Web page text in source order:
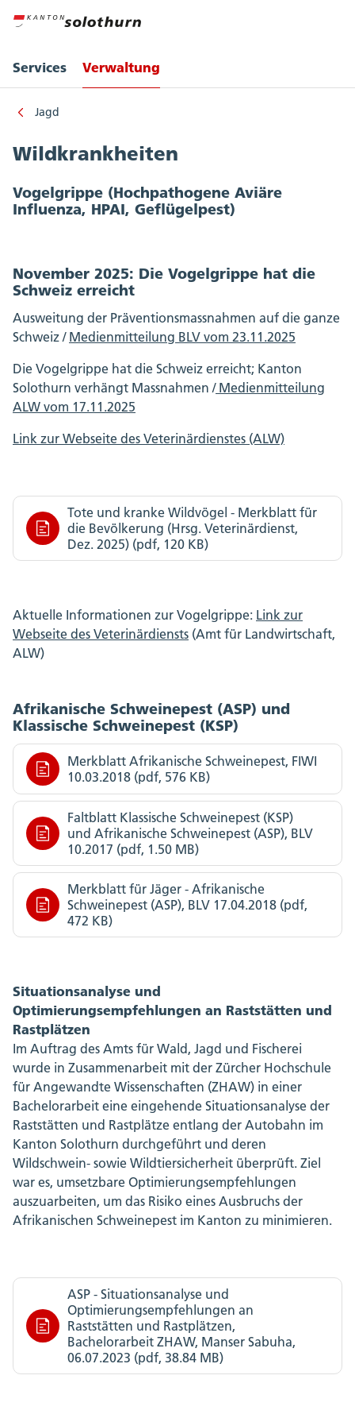
Services Verwaltung
Jagd
Wildkrankheiten
Vogelgrippe (Hochpathogene Aviäre
Influenza, HPAI, Geflügelpest)
November 2025: Die Vogelgrippe hat die
Schweiz erreicht
Ausweitung der Präventionsmassnahmen auf die ganze
Schweiz / Medienmitteilung BLV vom 23.11.2025
Die Vogelgrippe hat die Schweiz erreicht; Kanton
Solothurn verhängt Massnahmen /Medienmitteilung
ALW vom 17.11.2025
Link zur Webseite des Veterinärdienstes (ALW)
Tote und kranke Wildvögel - Merkblatt für
die Bevölkerung (Hrsg. Veterinärdienst,
Dez. 2025) (pdf, 120 KB)
Aktuelle Informationen zur Vogelgrippe: Link zur
Webseite des Veterinärdiensts (Amt für Landwirtschaft,
ALW)
Afrikanische Schweinepest (ASP) und
Klassische Schweinepest (KSP)
Merkblatt Afrikanische Schweinepest, FIWI
10.03.2018 (pdf, 576 KB)
Faltblatt Klassische Schweinepest (KSP)
und Afrikanische Schweinepest (ASP), BLV
10.2017 (pdf, 1.50 MB)
Merkblatt für Jäger - Afrikanische
Schweinepest (ASP), BLV 17.04.2018 (pdf,
472 KB)
Situationsanalyse und
Optimierungsempfehlungen an Raststätten und
Rastplätzen
Im Auftrag des Amts für Wald, Jagd und Fischerei
wurde in Zusammenarbeit mit der Zürcher Hochschule
für Angewandte Wissenschaften (ZHAW) in einer
Bachelorarbeit eine eingehende Situationsanalyse der
Raststätten und Rastplätze entlang der Autobahn im
Kanton Solothurn durchgeführt und deren
Wildschwein- sowie Wildtiersicherheit überprüft. Ziel
war es, umsetzbare Optimierungsempfehlungen
auszuarbeiten, um das Risiko eines Ausbruchs der
Afrikanischen Schweinepest im Kanton zu minimieren.
ASP - Situationsanalyse und
Optimierungsempfehlungen an
Raststätten und Rastplätzen,
Bachelorarbeit ZHAW, Manser Sabuha,
06.07.2023 (pdf, 38.84 MB)